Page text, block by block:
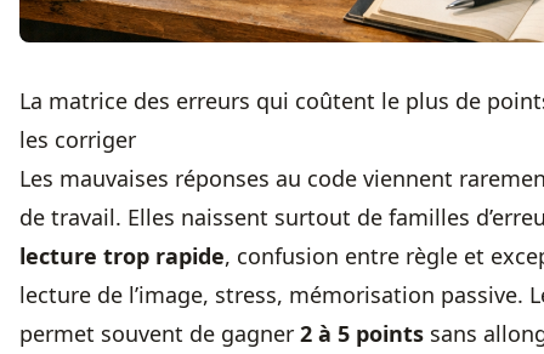
La matrice des erreurs qui coûtent le plus de
les corriger
Les mauvaises réponses au code viennent
de travail. Elles naissent surtout de familles
lecture trop rapide, confusion entre règle et
lecture de l’image, stress, mémorisation passive.
permet souvent de gagner 2 à 5 points sans